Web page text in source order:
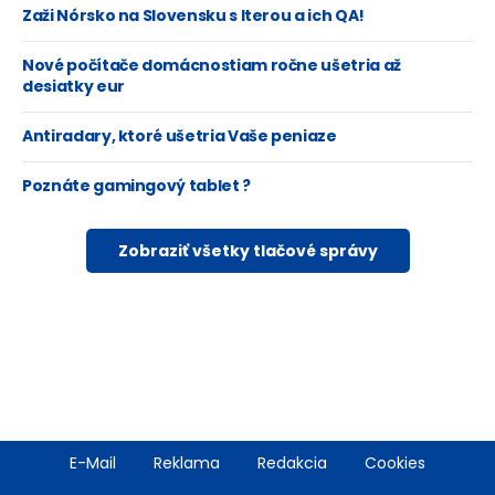
Zaži Nórsko na Slovensku s Iterou a ich QA!
Nové počítače domácnostiam ročne ušetria až
desiatky eur
Antiradary, ktoré ušetria Vaše peniaze
Poznáte gamingový tablet ?
Zobraziť všetky tlačové správy
FooterE-Mail Reklama Redakcia Cookies